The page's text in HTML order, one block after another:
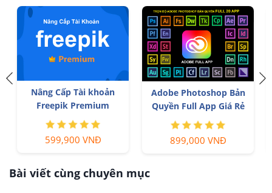
Nâng Cấp Tài khoản
Freepik Premium
599,900 VNĐ
Adobe Photoshop Bản
Quyền Full App Giá Rẻ
899,000 VNĐ
Bài viết cùng chuyên mục